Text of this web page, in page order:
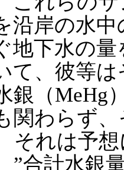
沿岸の水
地下水の
て、彼等
銀（MeHg
関わらず
それは予
”合計水銀